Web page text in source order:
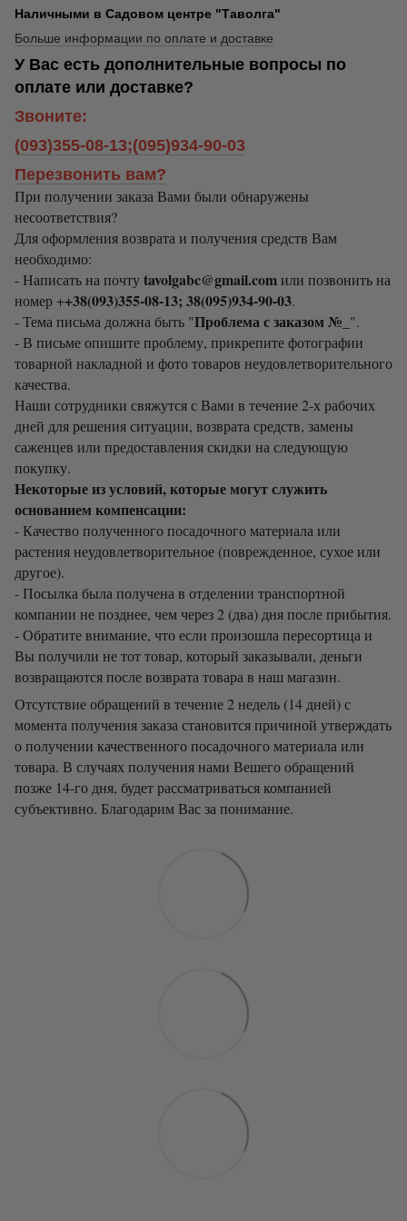
Наличными в Садовом центре "Таволга"
Больше информации по оплате и доставке
У Вас есть дополнительные вопросы по
оплате или доставке?
Звоните:
(093)355-08-13;(095)934-90-03
Перезвонить вам?
При получении заказа Вами были обнаружены
несоответствия?
Для оформления возврата и получения средств Вам
необходимо:
- Написать на почтуtavolgabc@gmail.comили позвонить на
номер ++38(093)355-08-13; 38(095)934-90-03.
- Тема письма должна быть "Проблема с заказом №_ ".
- В письме опишите проблему, прикрепите фотографии
товарной накладной и фото товаров неудовлетворительного
качества.
Наши сотрудники свяжутся с Вами в течение 2-х рабочих
дней для решения ситуации, возврата средств, замены
саженцев или предоставления скидки на следующую
покупку.
Некоторые из условий, которые могут служить
основанием компенсации:
- Качество полученного посадочного материала или
растения неудовлетворительное (поврежденное, сухое или
другое).
- Посылка была получена в отделении транспортной
компании не позднее, чем через 2 (два) дня после прибытия.
- Обратите внимание, что если произошла пересортица и
Вы получили не тот товар, который заказывали, деньги
возвращаются после возврата товара в наш магазин.
Отсутствие обращений в течение 2 недель (14 дней) с
момента получения заказа становится причиной утверждать
о получении качественного посадочного материала или
товара. В случаях получения нами Вешего обращений
позже 14-го дня, будет рассматриваться компанией
субъективно. Благодарим Вас за понимание.